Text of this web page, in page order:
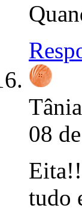
08
tudo